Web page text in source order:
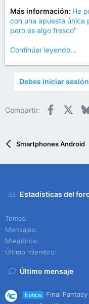
Más información: He
con una apuesta única
pero es algo fresco"
Continúar leyendo...
Debes iniciar
Compartir: Facebook
Smartphones Android
Estadísticas del
Temas
Mensajes
Miembros
Último miembro
Último mensaje
Noticia
Final